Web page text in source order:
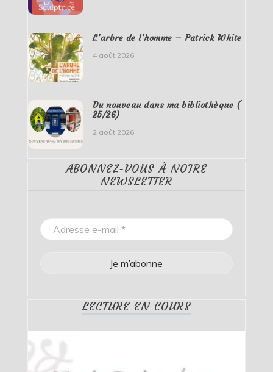
L’arbre de l’homme – Patrick White
4 août 2026
Du nouveau dans ma bibliothèque (
25/26)
2 août 2026
ABONNEZ-VOUS À NOTRE
NEWSLETTER
LECTURE EN COURS